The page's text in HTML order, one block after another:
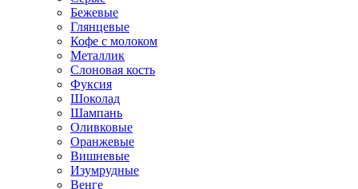
Бежевые
Глянцевые
Кофе с молоком
Металлик
Слоновая кость
Фуксия
Шоколад
Шампань
Оливковые
Оранжевые
Вишневые
Изумрудные
Венге